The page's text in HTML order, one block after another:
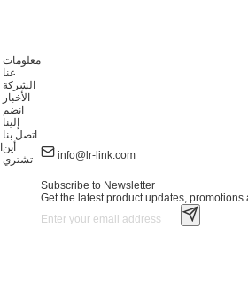
معلومات
عنا
الشركة
الأخبار
انضم
إلينا
اتصل بنا
أين
تشتري
info@lr-link.com
Subscribe to Newsletter
Get the latest product updates, promotions